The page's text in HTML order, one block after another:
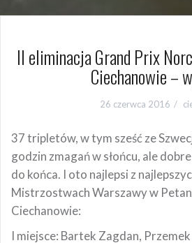
II eliminacja Grand Prix
Ciechanowie –
26 czerwca 2016
37 tripletów, w tym sześć ze
godzin zmagań w słońcu, ale
do końca. I oto najlepsi z
Mistrzostwach Warszawy w
Ciechanowie:
I miejsce: Bartek Zagdan,